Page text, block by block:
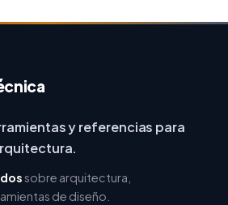
y referencias para
sobre arquitectura,
de diseño.